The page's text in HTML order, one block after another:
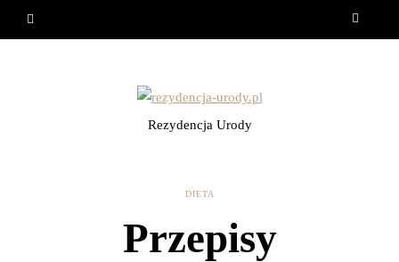
Rezydencja Urody
DIETA
Przepisy